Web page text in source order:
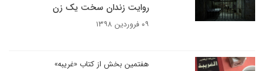
روایت زندان سخت یک زن
۰۹ فروردین ۱۳۹۸
هفتمین بخش از کتاب «غریبه»